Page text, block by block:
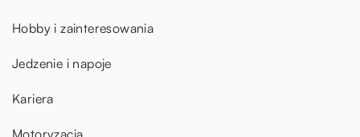
Hobby i zainteresowania
Jedzenie i napoje
Kariera
Motoryzacja